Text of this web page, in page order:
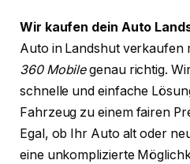
Wir kaufen dein Auto
Auto in Landshut verkaufen
360 Mobilegenau richtig.
schnelle und einfache
Fahrzeug zu einem fairen
Egal, ob Ihr Auto alt oder
eine unkomplizierte